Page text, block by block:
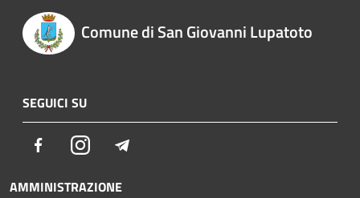
Comune di San Giovanni Lupatoto
SEGUICI SU
FacebookInstagram
AMMINISTRAZIONE